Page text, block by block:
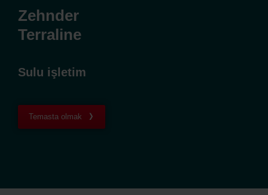
Zehnder
Terraline
Sulu işletim
Temasta olmak